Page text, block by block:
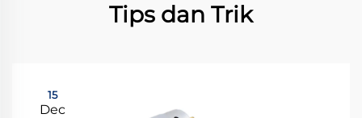
Tips dan Trik
15
Dec